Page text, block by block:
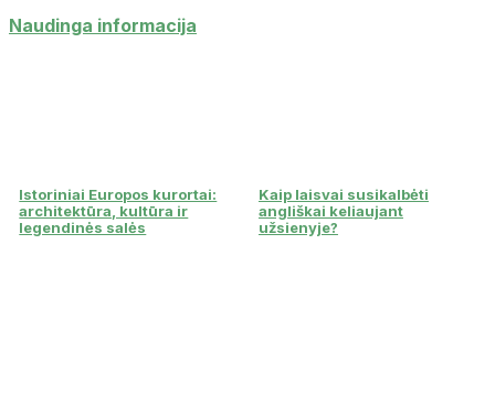
Naudinga informacija
Istoriniai Europos kurortai:
architektūra, kultūra ir
legendinės salės
Kaip laisvai susikalbėti
angliškai keliaujant
užsienyje?